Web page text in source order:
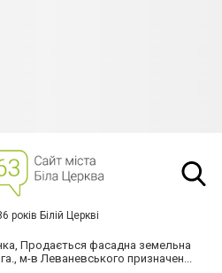
років Білій Церкві
Продається фасадна земельна
м-в Леваневського призначен...